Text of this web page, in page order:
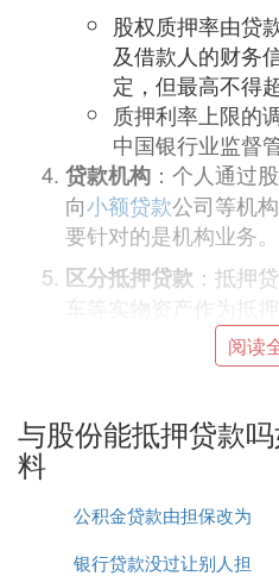
股权质押率由贷
及借款人的财务
定，但最高不得
质押利率上限的
中国银行业监督
贷款机构 ：个人通过
向小额贷款公司等机
要针对的是机构业务。
区分抵押贷款 ：抵押
车等实物资产作为抵
押贷款在质押物上有所
『贰』 公司股份可以
份可以贷款吗
公司股权可以抵押贷款吗？
阅读
与股份能抵押贷款
料
公积金贷款由担保改为
房产抵押
银行贷款没过让别人担